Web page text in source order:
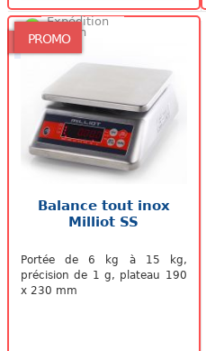
PROMO
Expédition
48/72h
Balance tout inox
Milliot SS
Portée de 6 kg à 15 kg,
précision de 1 g, plateau 190
x 230 mm